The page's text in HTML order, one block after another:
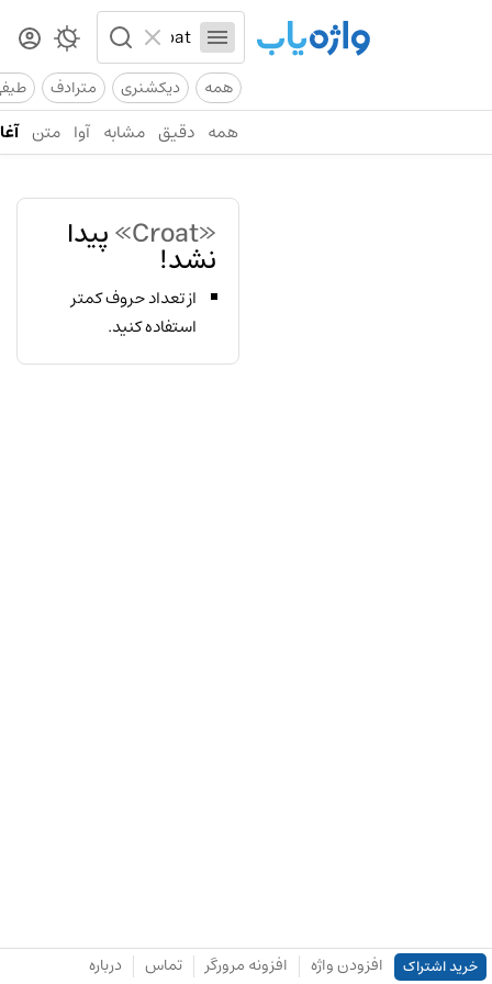
همه دیکشنری مترادف
همه دقیق مشابه آوا متن
«Croat» پیدا
نشد!
از تعداد حروف کمتر
استفاده کنید.
خرید اشتراک افزودن واژه افزونه مرورگر تماس درباره